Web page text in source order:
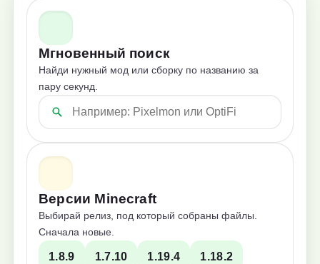
Мгновенный поиск
Найди нужный мод или сборку по названию за
пару секунд.
Версии Minecraft
Выбирай релиз, под который собраны файлы.
Сначала новые.
1.8.9 1.7.10 1.19.4 1.18.2